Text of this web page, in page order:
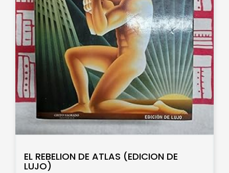
EL REBELION DE ATLAS (EDICION DE
LUJO)